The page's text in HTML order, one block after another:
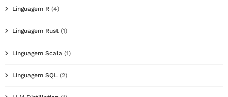
Linguagem R (4)
Linguagem Rust (1)
Linguagem Scala (1)
Linguagem SQL (2)